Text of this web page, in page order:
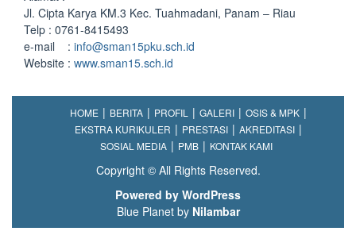
Jl. Cipta Karya KM.3 Kec. Tuahmadani, Panam – Riau
Telp : 0761-8415493
e-mail : info@sman15pku.sch.id
Website : www.sman15.sch.id
HOME BERITA PROFIL GALERI
OSIS & MPK
EKSTRA KURIKULER
PRESTASI
AKREDITASI
SOSIAL MEDIA
PMB KONTAK KAMI
Copyright © All Rights Reserved.
Powered by WordPress
Blue Planet by Nilambar